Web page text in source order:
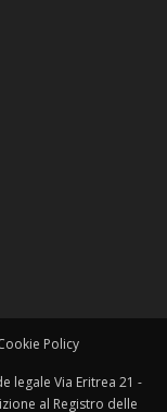
Policy
legale Via Eritrea 21 -
al Registro delle